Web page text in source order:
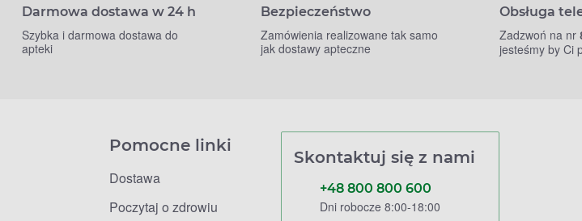
Darmowa dostawa w 24 h
Szybka i darmowa dostawa do
apteki
Bezpieczeństwo
Zamówienia realizowane tak samo
jak dostawy apteczne
Obsługa
Zadzwoń na nr
jesteśmy by Ci
Pomocne linki
Dostawa
Poczytaj o zdrowiu
Skontaktuj się z nami
+48 800 800 600
Dni robocze 8:00-18:00